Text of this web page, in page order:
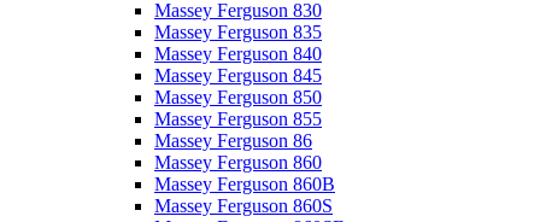
Massey Ferguson 830
Massey Ferguson 835
Massey Ferguson 840
Massey Ferguson 845
Massey Ferguson 850
Massey Ferguson 855
Massey Ferguson 86
Massey Ferguson 860
Massey Ferguson 860B
Massey Ferguson 860S